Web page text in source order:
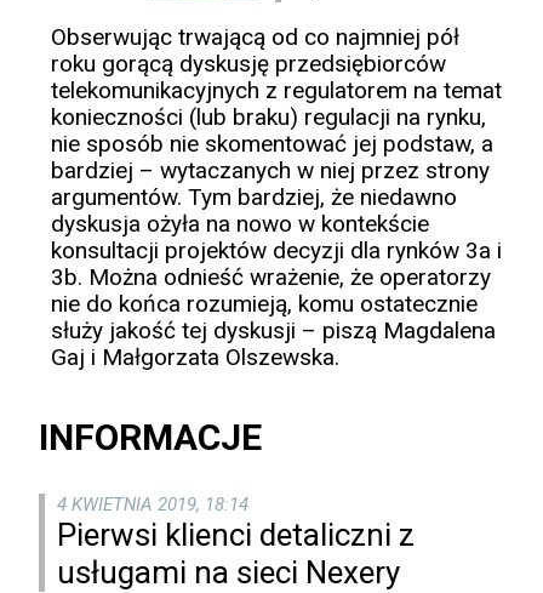
Obserwując trwającą od co najmniej pół
roku gorącą dyskusję przedsiębiorców
telekomunikacyjnych z regulatorem na temat
konieczności (lub braku) regulacji na rynku,
nie sposób nie skomentować jej podstaw, a
bardziej – wytaczanych w niej przez strony
argumentów. Tym bardziej, że niedawno
dyskusja ożyła na nowo w kontekście
konsultacji projektów decyzji dla rynków 3a i
3b. Można odnieść wrażenie, że operatorzy
nie do końca rozumieją, komu ostatecznie
służy jakość tej dyskusji – piszą Magdalena
Gaj i Małgorzata Olszewska.
INFORMACJE
4 KWIETNIA 2019, 18:14
Pierwsi klienci detaliczni z
usługami na sieci Nexery